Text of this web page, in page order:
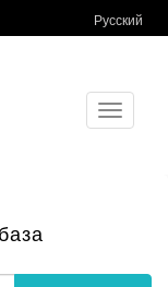
Русский
Toggle